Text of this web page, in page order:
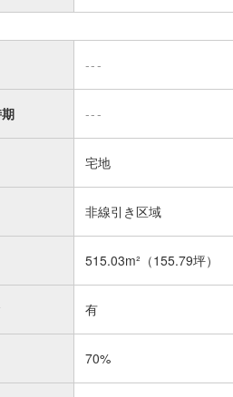
---
---
宅地
非線引き区域
515.03m² （155.79坪）
有
70%